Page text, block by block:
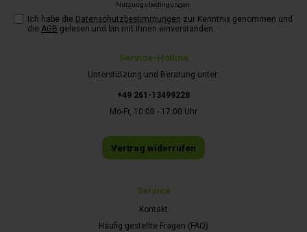
Service-Hotline
Unterstützung und Beratung unter:
+49 261-13499228
Mo-Fr, 10:00 - 17:00 Uhr
Vertrag widerrufen
Service
Kontakt
Häufig gestellte Fragen (FAQ)
Nutzungsbedingungen.
Ich habe die Datenschutzbestimmungen zur Kenntnis genommen und
die AGB gelesen und bin mit ihnen einverstanden.